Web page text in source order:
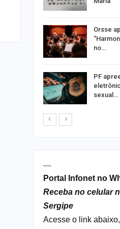
Orsse
no…
PF
sexual…
----
Portal Infonet no
Receba no celular
Sergipe
Acesse o link